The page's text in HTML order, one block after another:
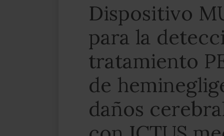
Dispositivo
para la
tratamiento
de
daños